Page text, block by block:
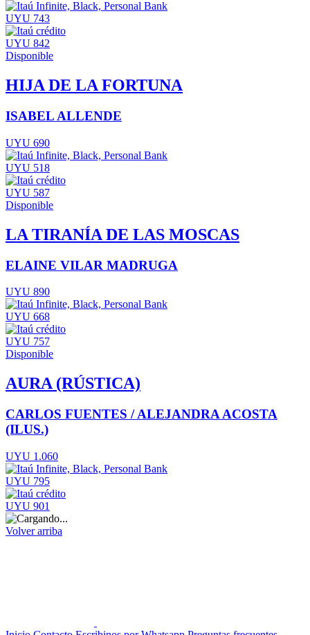
UYU 743
UYU 842
Disponible
HIJA DE LA FORTUNA
ISABEL ALLENDE
UYU 690
UYU 518
UYU 587
Disponible
LA TIRANÍA DE LAS MOSCAS
ELAINE VILAR MADRUGA
UYU 890
UYU 668
UYU 757
Disponible
AURA (RÚSTICA)
CARLOS FUENTES / ALEJANDRA ACOSTA
(ILUS.)
UYU 1.060
UYU 795
UYU 901
Volver arriba